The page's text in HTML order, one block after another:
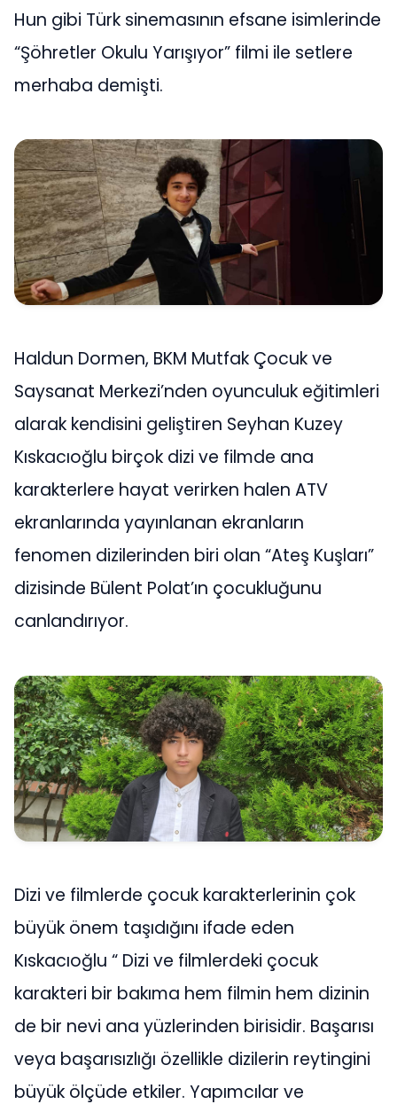
Hun gibi Türk sinemasının efsane isimlerinde
“Şöhretler Okulu Yarışıyor” filmi ile setlere
merhaba demişti.
Haldun Dormen, BKM Mutfak Çocuk ve
Saysanat Merkezi’nden oyunculuk eğitimleri
alarak kendisini geliştiren Seyhan Kuzey
Kıskacıoğlu birçok dizi ve filmde ana
karakterlere hayat verirken halen ATV
ekranlarında yayınlanan ekranların
fenomen dizilerinden biri olan “Ateş Kuşları”
dizisinde Bülent Polat’ın çocukluğunu
canlandırıyor.
Dizi ve filmlerde çocuk karakterlerinin çok
büyük önem taşıdığını ifade eden
Kıskacıoğlu “ Dizi ve filmlerdeki çocuk
karakteri bir bakıma hem filmin hem dizinin
de bir nevi ana yüzlerinden birisidir. Başarısı
veya başarısızlığı özellikle dizilerin reytingini
büyük ölçüde etkiler. Yapımcılar ve